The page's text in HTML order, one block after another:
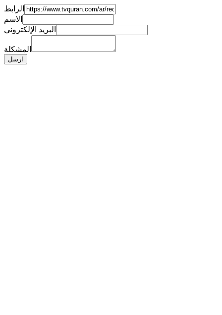
الرابط
الاسم
البريد الإلكتروني
المشكلة
ارسل